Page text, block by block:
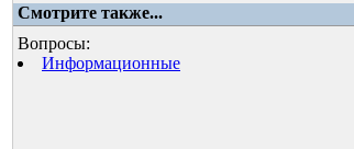
Смотрите также...
Вопросы:
Информационные